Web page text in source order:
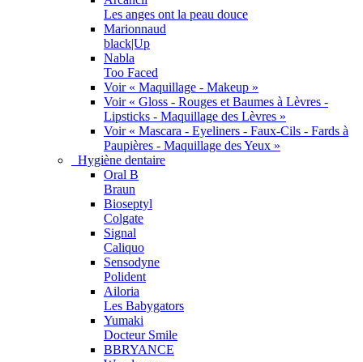
Les anges ont la peau douce
Marionnaud
black|Up
Nabla
Too Faced
Voir « Maquillage - Makeup »
Voir « Gloss - Rouges et Baumes à Lèvres -
Lipsticks - Maquillage des Lèvres »
Voir « Mascara - Eyeliners - Faux-Cils - Fards à
Paupières - Maquillage des Yeux »
Hygiène dentaire
Oral B
Braun
Bioseptyl
Colgate
Signal
Caliquo
Sensodyne
Polident
Ailoria
Les Babygators
Yumaki
Docteur Smile
BBRYANCE